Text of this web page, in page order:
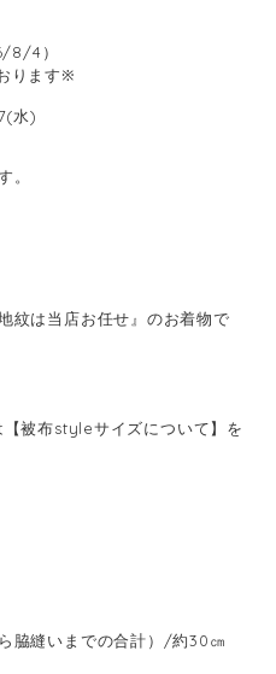
8/4）
ります※
水)
。
紋は当店お任せ』のお着物で
被布styleサイズについて】を
脇縫いまでの合計）/約30㎝